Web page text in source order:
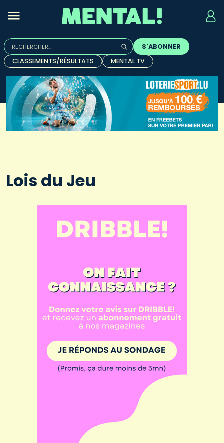
Rechercher :
Quand les résultats de l'auto-complétion sont
S'ABONNER
CLASSEMENTS/RÉSULTATS
MENTAL TV
Lois du Jeu